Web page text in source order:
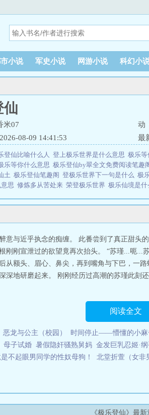
小说 军史小说 网游小说 科幻小
仙
米07 动
08-09 14:41:53
最
登仙比喻什么人 登上极乐世界是什么意思 极乐等
乐等你什么意思 极乐登仙by翠全文免费阅读笔趣
土 极乐登仙笔趣阁 登极乐世界下一句是什么 极
思 修炼多从苦处来 荣登极乐世界 极乐仙境是什
隐喻和寓意极乐登仙苏瑾极乐登仙苏瑾免费阅
登仙苏瑾笔趣阁最新章节
翠微居小说网 网址：www.03xs.org极乐登仙
意与近乎执念的痴缠。 此番尝到了真正甜头
刚刚宣泄过的欲望竟再次抬头。 “苏瑾...呃
从额头、眉心、鼻尖，再到嘴角与下巴，一
深地研磨起来。 刚刚经历过高潮的苏瑾此刻
阅读全文
恶龙与公主（校园） 时间停止——懵懂的小麻
母子试婚 暑假隐奸骚熟舅妈 金发巨乳忍姬·
不起眼男同学的性奴母狗！ 北堂折萱（女非
《极乐登仙》最